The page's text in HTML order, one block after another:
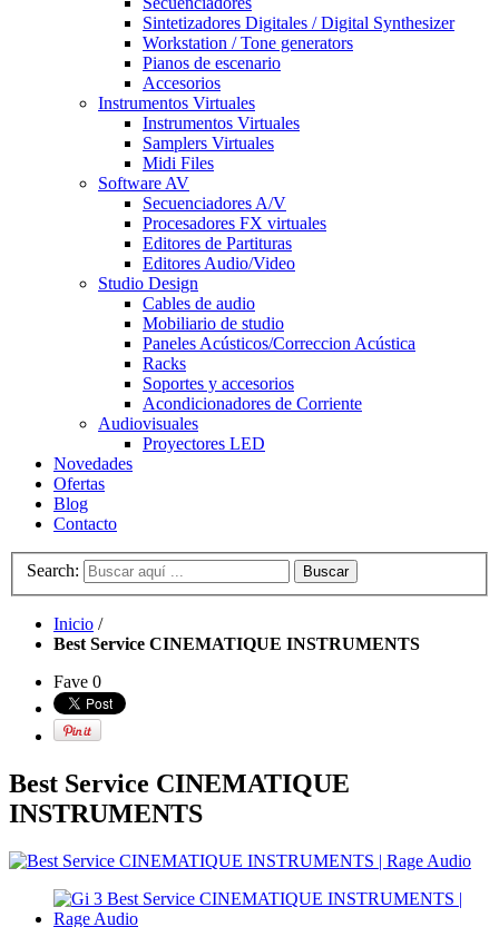
Sintetizadores Digitales / Digital Synthesizer
Workstation / Tone generators
Pianos de escenario
Accesorios
Instrumentos Virtuales
Instrumentos Virtuales
Samplers Virtuales
Midi Files
Software AV
Secuenciadores A/V
Procesadores FX virtuales
Editores de Partituras
Editores Audio/Video
Studio Design
Cables de audio
Mobiliario de studio
Paneles Acústicos/Correccion Acústica
Racks
Soportes y accesorios
Acondicionadores de Corriente
Audiovisuales
Proyectores LED
Novedades
Ofertas
Blog
Contacto
Search: Buscar
Inicio /
Best Service CINEMATIQUE INSTRUMENTS
Fave 0
Best Service CINEMATIQUE
INSTRUMENTS